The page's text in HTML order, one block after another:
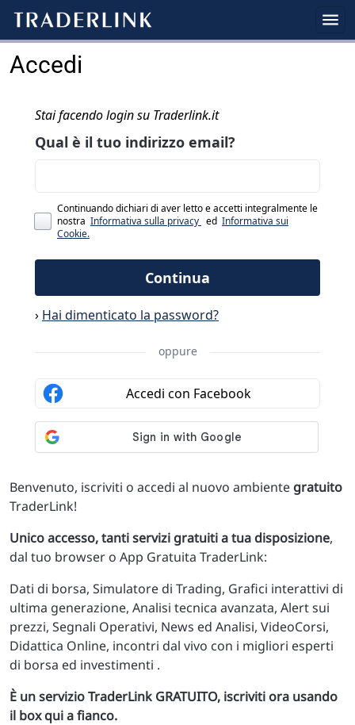
Accedi
Benvenuto, iscriviti o accedi al nuovo ambiente gratuito
TraderLink!
Unico accesso, tanti servizi gratuiti a tua disposizione,
dal tuo browser o App Gratuita TraderLink:
Dati di borsa, Simulatore di Trading, Grafici interattivi di
ultima generazione, Analisi tecnica avanzata, Alert sui
prezzi, Segnali Operativi, News ed Analisi, VideoCorsi,
Didattica Online, incontri dal vivo con i migliori esperti
di borsa ed investimenti .
È un servizio TraderLink GRATUITO, iscriviti ora usando
il box qui a fianco.